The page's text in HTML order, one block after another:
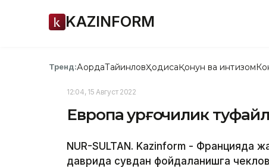
KAZINFORM
Тренд:АқордаТайинловҲодисаҚонун ва интизом
12:04, 15 Август 2022
Европа қурғоқчилик
NUR-SULTAN. Kazinform - Францияда
даврида сувдан фойдаланишга